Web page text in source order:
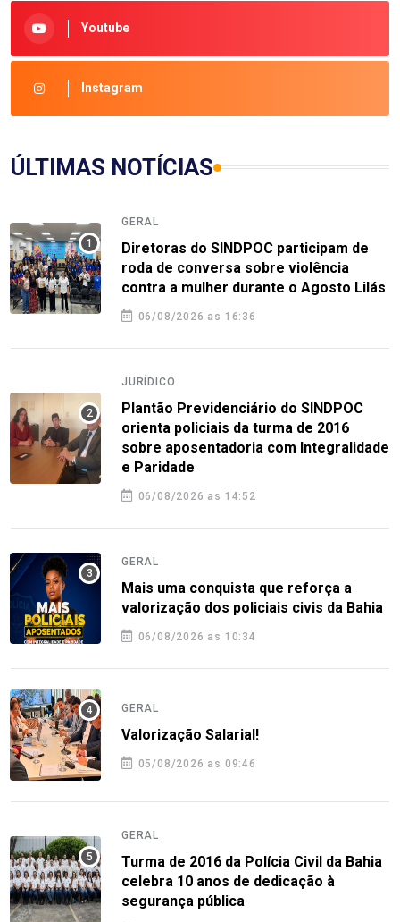
Youtube
Instagram
ÚLTIMAS NOTÍCIAS
GERAL
Diretoras do SINDPOC participam de
roda de conversa sobre violência
contra a mulher durante o Agosto Lilás
06/08/2026 as 16:36
JURÍDICO
Plantão Previdenciário do SINDPOC
orienta policiais da turma de 2016
sobre aposentadoria com Integralidade
e Paridade
06/08/2026 as 14:52
GERAL
Mais uma conquista que reforça a
valorização dos policiais civis da Bahia
06/08/2026 as 10:34
GERAL
Valorização Salarial!
05/08/2026 as 09:46
GERAL
Turma de 2016 da Polícia Civil da Bahia
celebra 10 anos de dedicação à
segurança pública